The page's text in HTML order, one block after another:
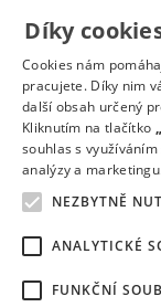
Technika a
Tvůrčí práce a
Výroba
Vzdělávání a
Zdravotnictví
Zemědělství,
Kontakt
Díky
Cookies nám
pracujete. Díky nim
další obsah určený
Kliknutím na tlačítko
souhlas s
analýzy a
NEZBYTNĚ
ANALYTICKÉ
FUNKČNÍ